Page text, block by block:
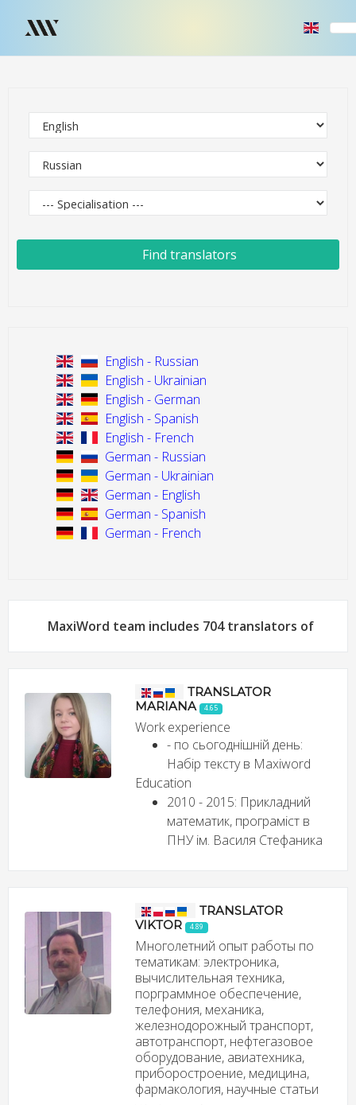
Find translators
English - Russian
English - Ukrainian
English - German
English - Spanish
English - French
German - Russian
German - Ukrainian
German - English
German - Spanish
German - French
MaxiWord team includes 704 translators of
TRANSLATOR
MARIANA
4.65
Work experience
- по сьогоднішній день:
Набір тексту в Maxiword
Education
2010 - 2015: Прикладний
математик, програміст в
ПНУ ім. Василя Стефаника
TRANSLATOR
VIKTOR
4.89
Многолетний опыт работы по
тематикам: электроника,
вычислительная техника,
порграммное обеспечение,
телефония, механика,
железнодорожный транспорт,
автотранспорт, нефтегазовое
оборудование, авиатехника,
приборостроение, медицина,
фармакология, научные статьи